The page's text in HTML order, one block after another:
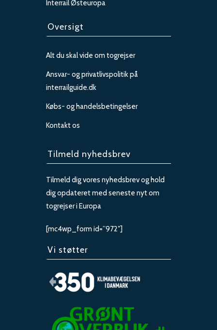
Interrail Østeuropa
Oversigt
Alt du skal vide om togrejser
Ansvar- og privatlivspolitik på
interrailguide.dk
Købs- og handelsbetingelser
Kontakt os
Tilmeld nyhedsbrev
Tilmeld dig vores nyhedsbrev og hold
dig opdateret med seneste nyt om
togrejser i Europa
[mc4wp_form id=”972″]
Vi støtter